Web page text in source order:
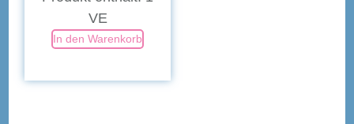
VE
In den Warenkorb